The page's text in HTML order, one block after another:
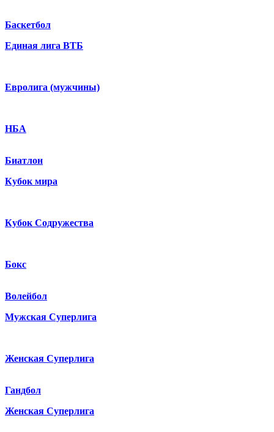
Баскетбол
Единая лига ВТБ
Евролига (мужчины)
НБА
Биатлон
Кубок мира
Кубок Содружества
Бокс
Волейбол
Мужская Суперлига
Женская Суперлига
Гандбол
Женская Суперлига